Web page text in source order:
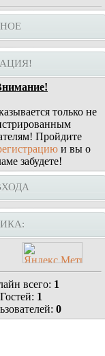
только не
Пройдите
и вы о
забудете!
всего: 1
Гостей: 1
0